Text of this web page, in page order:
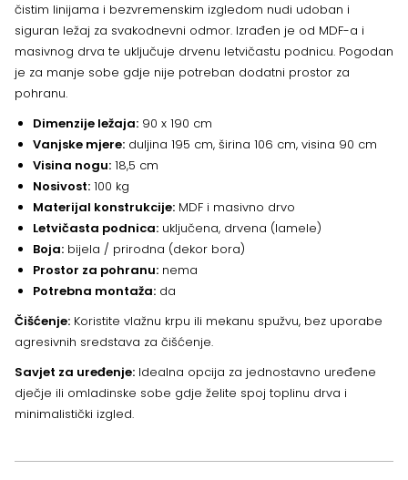
čistim linijama i bezvremenskim izgledom nudi udoban i
siguran ležaj za svakodnevni odmor. Izrađen je od MDF-a i
masivnog drva te uključuje drvenu letvičastu podnicu. Pogodan
je za manje sobe gdje nije potreban dodatni prostor za
pohranu.
Dimenzije ležaja: 90 x 190 cm
Vanjske mjere: duljina 195 cm, širina 106 cm, visina 90 cm
Visina nogu: 18,5 cm
Nosivost: 100 kg
Materijal konstrukcije: MDF i masivno drvo
Letvičasta podnica: uključena, drvena (lamele)
Boja: bijela / prirodna (dekor bora)
Prostor za pohranu: nema
Potrebna montaža: da
Čišćenje: Koristite vlažnu krpu ili mekanu spužvu, bez uporabe
agresivnih sredstava za čišćenje.
Savjet za uređenje: Idealna opcija za jednostavno uređene
dječje ili omladinske sobe gdje želite spoj toplinu drva i
minimalistički izgled.